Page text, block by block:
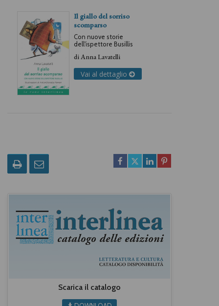
Il giallo del sorriso
scomparso
Con nuove storie
dell'ispettore Busillis
diAnna Lavatelli
Vai al dettaglio
Scarica il catalogo